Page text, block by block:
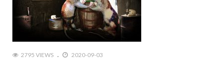
2795 VIEWS 2020-09-03